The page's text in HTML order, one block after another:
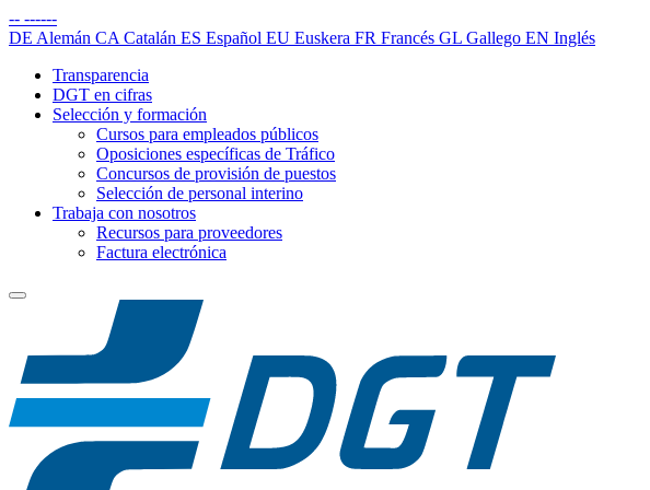
-- ------
DE Alemán CA Catalán ES Español EU Euskera FR Francés GL Gallego EN Inglés
Transparencia
DGT en cifras
Selección y formación
Cursos para empleados públicos
Oposiciones específicas de Tráfico
Concursos de provisión de puestos
Selección de personal interino
Trabaja con nosotros
Recursos para proveedores
Factura electrónica